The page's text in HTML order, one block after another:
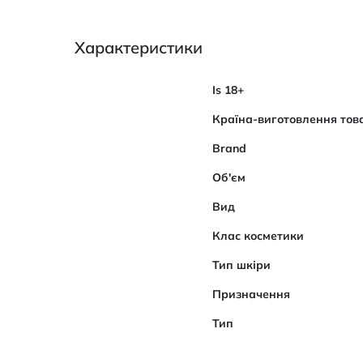
Характеристики
Характеристики
Is 18+
Країна-виготовлення
Brand
Об'єм
Вид
Клас косметики
Тип шкіри
Призначення
Тип